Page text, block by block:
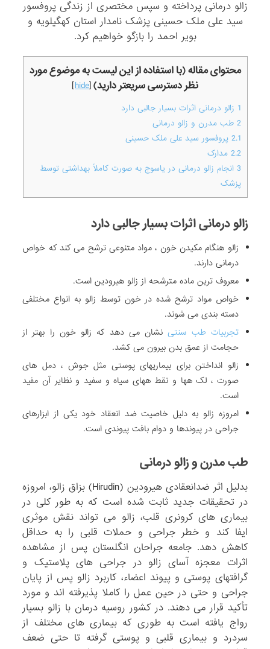
زالو درمانی پرداخته و سپس مختصری از زندگی پروفسور
سید علی ملک حسینی پزشک نامدار استان کهگیلویه و
بویر احمد را بازگو خواهیم کرد.
محتوای مقاله (با استفاده از این لیست به موضوع مورد
نظر دسترسی سریعتر دارید)[
hide
]
1 زالو درمانی اثرات بسیار جالبی دارد
2 طب مدرن و زالو درمانی
2.1 پروفسور سید علی ملک‌ حسینی
2.2 مدارک
3 انجام زالو درمانی در یاسوج به صورت کاملاً بهداشتی توسط
پزشک
زالو درمانی اثرات بسیار جالبی دارد
زالو هنگام مکیدن خون ، مواد متنوعی ترشح می کند که خواص
درمانی دارند.
معروف ترین ماده مترشحه از زالو هیرودین است.
خواص مواد ترشح شده در خون توسط زالو به انواع مختلفی
دسته بندی می شوند.
تجربیات طب سنتی نشان می دهد که زالو خون را بهتر از
حجامت از عمق بدن بیرون می کشد.
زالو انداختن برای بیماریهای پوستی مثل جوش ، دمل های
صورت ، لک هها و نقط ههای سیاه و سفید و نظایر آن مفید
است.
امروزه زالو به دلیل خاصیت ضد انعقاد خود یکی از ابزارهای
جراحی در پیوندها و دوام بافت پیوندی است.
طب مدرن و زالو درمانی
بدلیل اثر ضدانعقادی هیرودین (Hirudin) بزاق زالو، امروزه
در تحقیقات جدید ثابت شده است که به طور کلی در
بیماری های کرونری قلب، زالو می تواند نقش موثری
ایفا کند و خطر جراحی و حملات قلبی را به حداقل
کاهش دهد. جامعه جراحان انگلستان پس از مشاهده
اثرات معجزه آسای زالو در جراحی های پلاستیک و
گرافتهای پوستی و پیوند اعضاء، کاربرد زالو پس از پایان
جراحی و حتی در حین عمل را کاملا پذیرفته اند و مورد
تأکید قرار می دهند. در کشور روسیه درمان با زالو بسیار
رواج یافته است به طوری که بیماری های مختلف از
سردرد و بیماری قلبی و پوستی گرفته تا حتی ضعف